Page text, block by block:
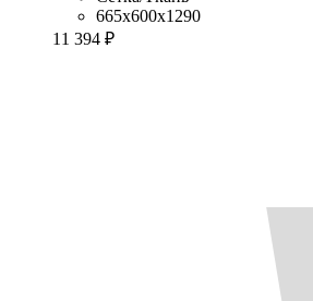
665x600x1290
11 394 ₽